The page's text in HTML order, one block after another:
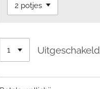
Uitgeschakeld